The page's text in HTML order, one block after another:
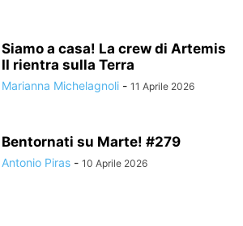
Siamo a casa! La crew di Artemis
II rientra sulla Terra
Marianna Michelagnoli - 11 Aprile 2026
Bentornati su Marte! #279
Antonio Piras - 10 Aprile 2026